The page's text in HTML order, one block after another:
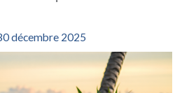
décembre 2025